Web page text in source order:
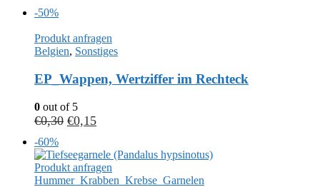
-50%
Produkt anfragen
Belgien, Sonstiges
EP_Wappen, Wertziffer im Rechteck
0 out of 5
€0,30 €0,15
-60%
Produkt anfragen
Hummer_Krabben_Krebse_Garnelen